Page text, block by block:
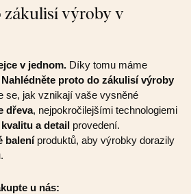
zákulisí výroby v
v jednom. Díky tomu máme
Nahlédněte proto do zákulisí výroby
se, jak vznikají vaše vysněné
dřeva, nejpokročilejšími technologiemi
a detail provedení.
baleníproduktů, aby výrobky dorazily
u nás: